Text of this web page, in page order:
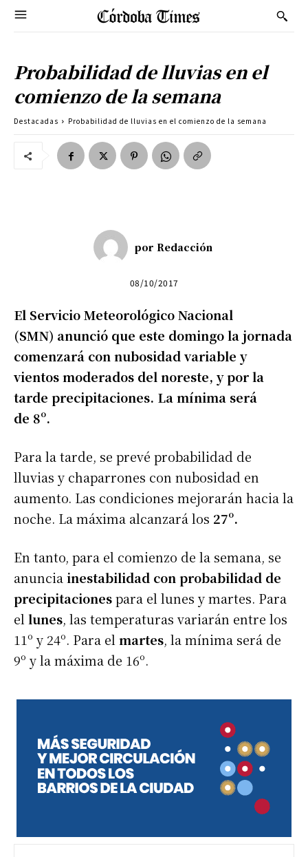
Probabilidad de lluvias en el
comienzo de la semana
Destacadas Probabilidad de lluvias en el comienzo de la semana
por Redacción
08/10/2017
El Servicio Meteorológico Nacional
(SMN) anunció que este domingo la jornada
comenzará con nubosidad variable y
vientos moderados del noreste, y por la
tarde precipitaciones. La mínima será
de 8º.
Para la tarde, se prevé probabilidad de
lluvias y chaparrones con nubosidad en
aumento. Las condiciones mejorarán hacia la
noche. La máxima alcanzará los 27º.
En tanto, para el comienzo de la semana, se
anuncia inestabilidad con probabilidad de
precipitacionespara el lunes y martes. Para
el lunes, las temperaturas variarán entre los
11º y 24º. Para el martes, la mínima será de
9º y la máxima de 16º.